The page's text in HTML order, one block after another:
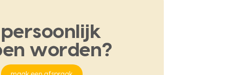
persoonlijk
worden?